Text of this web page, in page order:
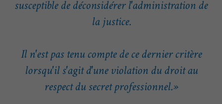
susceptible de déconsidérer l'administration de
la justice.
Il n'est pas tenu compte de ce dernier critère
lorsqu'il s'agit d'une violation du droit au
respect du secret professionnel. »